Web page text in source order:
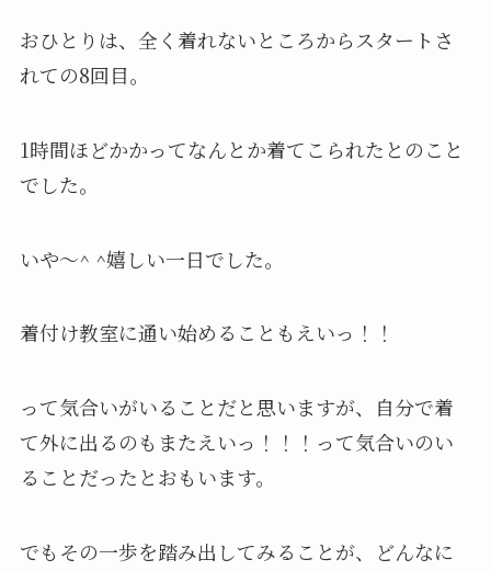
おひとりは、全く着れないところからスタートさ
れての8回目。
1時間ほどかかってなんとか着てこられたとのこと
でした。
いや〜^ ^嬉しい一日でした。
着付け教室に通い始めることもえいっ！！
って気合いがいることだと思いますが、自分で着
て外に出るのもまたえいっ！！！って気合いのい
ることだったとおもいます。
でもその一歩を踏み出してみることが、どんなに